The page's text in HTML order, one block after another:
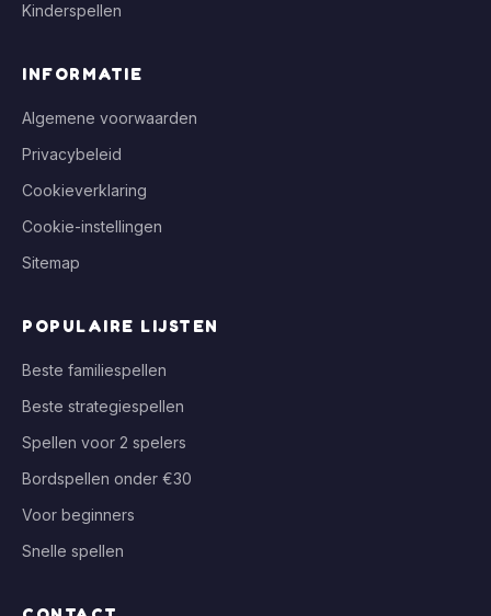
Kinderspellen
INFORMATIE
Algemene voorwaarden
Privacybeleid
Cookieverklaring
Cookie-instellingen
Sitemap
POPULAIRE LIJSTEN
Beste familiespellen
Beste strategiespellen
Spellen voor 2 spelers
Bordspellen onder €30
Voor beginners
Snelle spellen